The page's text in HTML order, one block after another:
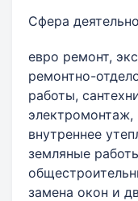
Сфера
евро ремонт,
ремонтно-
работы,
электромонтаж,
внутреннее
земляные
замена окон и